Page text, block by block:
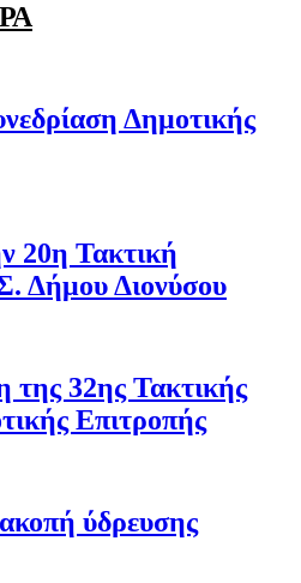
Δημοτικής
20η Τακτική
Δήμου Διονύσου
32ης Τακτικής
Επιτροπής
ύδρευσης